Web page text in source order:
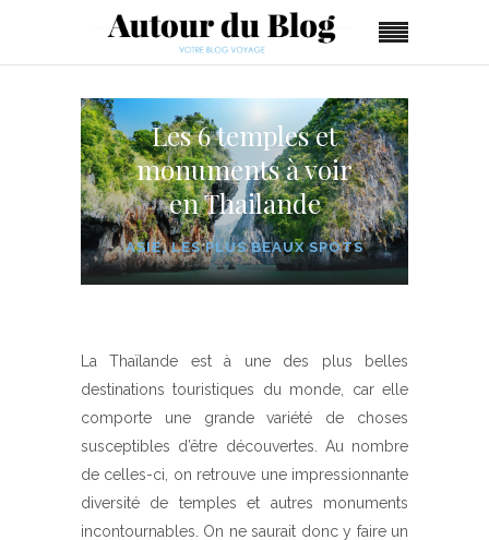
Les 6 temples et
monuments à voir
en Thailande
ASIE,LES PLUS BEAUX SPOTS
La Thaïlande est à une des plus belles
destinations touristiques du monde, car elle
comporte une grande variété de choses
susceptibles d’être découvertes. Au nombre
de celles-ci, on retrouve une impressionnante
diversité de temples et autres monuments
incontournables. On ne saurait donc y faire un